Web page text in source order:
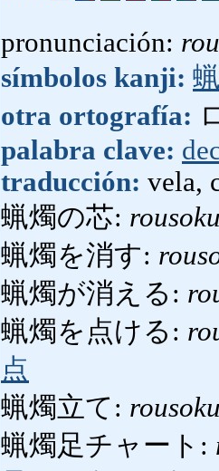
pronunciación:
símbolos kanji:
otra ortografía:
palabra clave:
traducción: vela,
蝋燭の芯:
蝋燭を消す:
蝋燭が消える:
蝋燭を点ける:
点
蝋燭立て:
蝋燭足チャート: